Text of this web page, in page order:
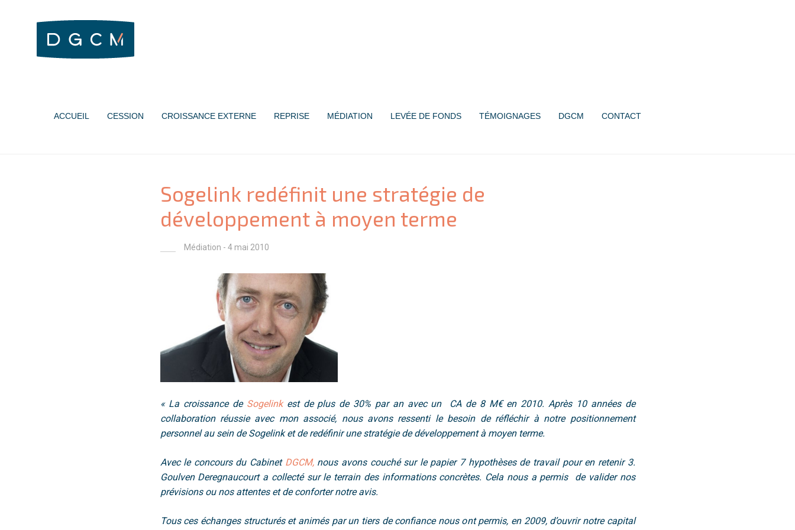
ACCUEIL CESSION CROISSANCE EXTERNE REPRISE MÉDIATION LEVÉE DE FONDS TÉMOIGNAGES DGCM CONTACT
Sogelink redéfinit une stratégie de
développement à moyen terme
Médiation - 4 mai 2010
« La croissance de Sogelinkest de plus de 30% par an avec un CA de 8 M€ en 2010. Après 10 années de
collaboration réussie avec mon associé, nous avons ressenti le besoin de réfléchir à notre positionnement
personnelau sein de Sogelink et de redéfinir unestratégie de développementà moyen terme.
Avec le concours du Cabinet DGCM,nous avons couché sur le papier 7 hypothèses de travail pour en retenir 3.
Goulven Deregnaucourt a collecté sur le terrain des informations concrètes. Cela nous a permis de valider nos
prévisions ou nos attentes et de conforter notre avis.
Tous ces échanges structurés et animés par un tiers de confiance nous ont permis, en 2009, d’ouvrir notre capital